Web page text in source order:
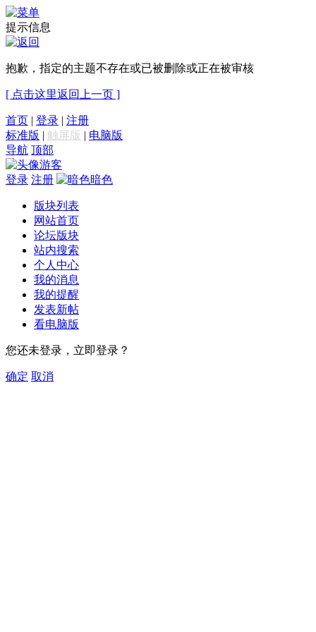
提示信息
抱歉，指定的主题不存在或已被删除或正在被审核
[ 点击这里返回上一页 ]
首页 | 登录 | 注册
标准版 | 触屏版 | 电脑版
导航 顶部
游客
登录 注册 暗色
版块列表
网站首页
论坛版块
站内搜索
个人中心
我的消息
我的提醒
发表新帖
看电脑版
您还未登录，立即登录？
确定 取消